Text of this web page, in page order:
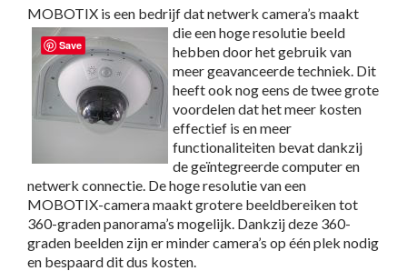
MOBOTIX is een bedrijf dat netwerk camera’s maakt
die eenhoge resolutie beeld
hebben door het gebruik van
meer geavanceerde techniek. Dit
heeft ook nog eens de twee grote
voordelen dat het meer kosten
effectief is en meer
functionaliteiten bevat dankzij
de geïntegreerde computer en
netwerk connectie. De hoge resolutie van een
MOBOTIX-camera maakt grotere beeldbereiken tot
360-graden panorama’s mogelijk. Dankzij deze 360-
graden beelden zijn er minder camera’s op één plek nodig
en bespaard dit dus kosten.
Save